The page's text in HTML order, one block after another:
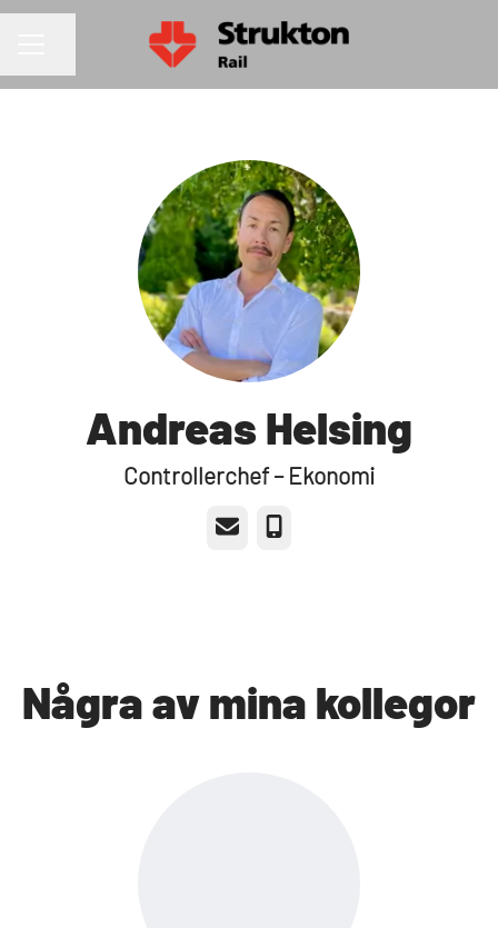
Andreas Helsing
Controllerchef – Ekonomi
E-post Telefon
Några av mina kollegor